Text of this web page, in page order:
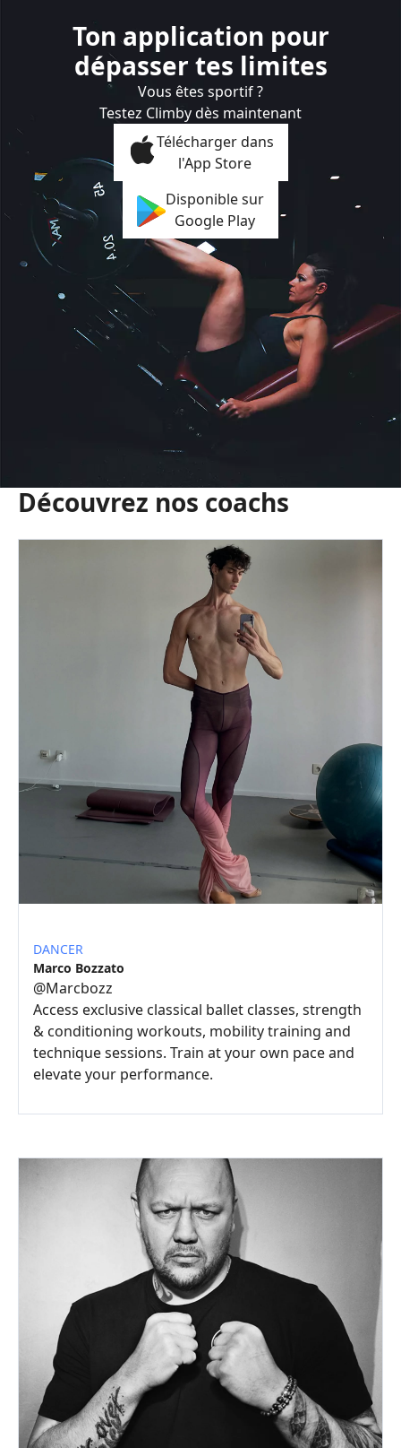
Ton application pour
dépasser tes limites
Vous êtes sportif ?
Testez Climby dès maintenant
Télécharger dans
l'App Store
Disponible sur
Google Play
Découvrez nos coachs
DANCER
Marco Bozzato
@Marcbozz
Access exclusive classical ballet classes, strength
& conditioning workouts, mobility training and
technique sessions. Train at your own pace and
elevate your performance.